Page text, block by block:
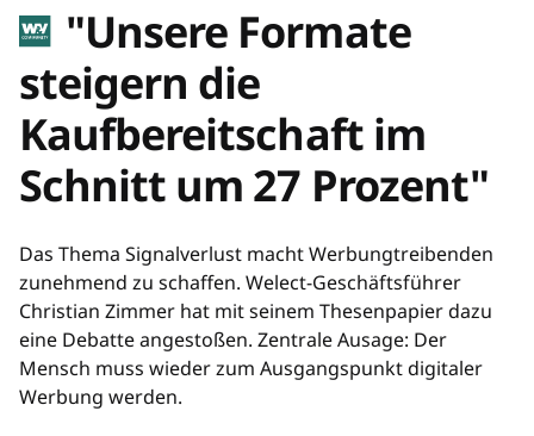
"Unsere Formate
steigern die
Kaufbereitschaft im
Schnitt um 27 Prozent"
Das Thema Signalverlust macht Werbungtreibenden
zunehmend zu schaffen. Welect-Geschäftsführer
Christian Zimmer hat mit seinem Thesenpapier dazu
eine Debatte angestoßen. Zentrale Ausage: Der
Mensch muss wieder zum Ausgangspunkt digitaler
Werbung werden.